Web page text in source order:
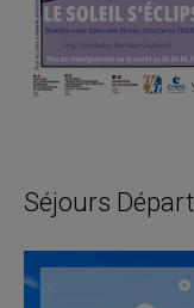
Séjours